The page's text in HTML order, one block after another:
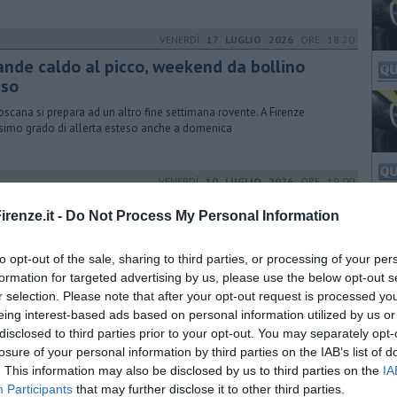
- Do Not Process My Personal Information
opt-out of the sale, sharing to third parties, or processing of your
for targeted advertising by us, please use the below opt-out
selection. Please note that after your opt-out request is processed
interest-based ads based on personal information utilized by us
to third parties prior to your opt-out. You may separately
of your personal information by third parties on the IAB’s list of
This information may also be disclosed by us to third parties on the
Participants that may further disclose it to other third parties.
VENERDÌ 17 LUGLIO 2026 ORE 18:20
caldo al picco, weekend da bollino
si prepara ad un altro fine settimana rovente. A Firenze
grado di allerta esteso anche a domenica
VENERDÌ10 LUGLIO 2026ORE 19:00
sotto la cupola di calore
VENERDÌ 10 LUGLIO 2026ORE 08:10
lavori, tornano i treni nel nodo fiorentino
fase dell'opera sul cavalcaferrovia del Ponte al Pino si è
e il traffico ferroviario è tornato regolare. Già in agenda un